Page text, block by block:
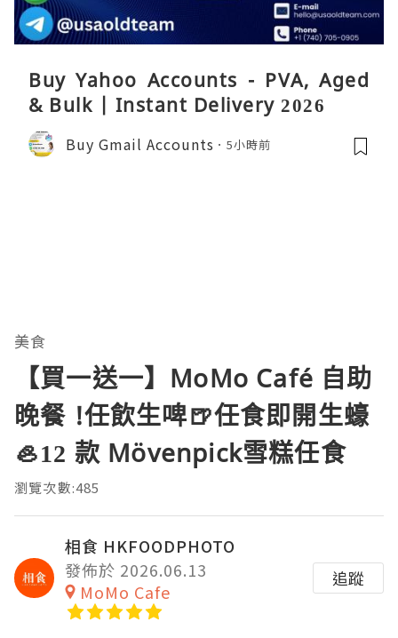
Buy Yahoo Accounts - PVA, Aged
& Bulk | Instant Delivery 2026
Buy Gmail Accounts 5小時前
美食
【買一送一】MoMo Café 自助
晚餐 !任飲生啤🍺任食即開生蠔
🦪12 款 Mövenpick雪糕任食
瀏覽次數:485
相食 HKFOODPHOTO
發佈於 2026.06.13
MoMo Cafe
追蹤